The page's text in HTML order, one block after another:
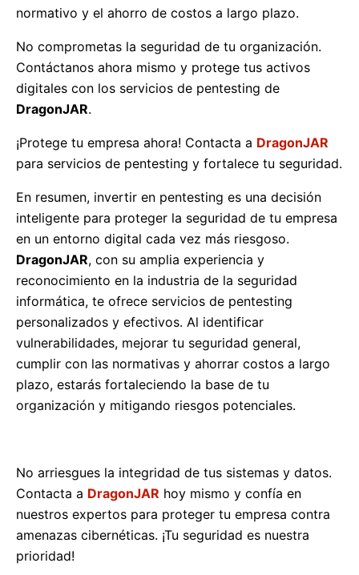
normativo y el ahorro de costos a largo plazo.
No comprometas la seguridad de tu organización.
Contáctanos ahora mismo y protege tus activos
digitales con los servicios de pentesting de
DragonJAR.
¡Protege tu empresa ahora! Contacta a DragonJAR
para servicios de pentesting y fortalece tu seguridad.
En resumen, invertir en pentesting es una decisión
inteligente para proteger la seguridad de tu empresa
en un entorno digital cada vez más riesgoso.
DragonJAR, con su amplia experiencia y
reconocimiento en la industria de la seguridad
informática, te ofrece servicios de pentesting
personalizados y efectivos. Al identificar
vulnerabilidades, mejorar tu seguridad general,
cumplir con las normativas y ahorrar costos a largo
plazo, estarás fortaleciendo la base de tu
organización y mitigando riesgos potenciales.
No arriesgues la integridad de tus sistemas y datos.
Contacta a DragonJAR hoy mismo y confía en
nuestros expertos para proteger tu empresa contra
amenazas cibernéticas. ¡Tu seguridad es nuestra
prioridad!